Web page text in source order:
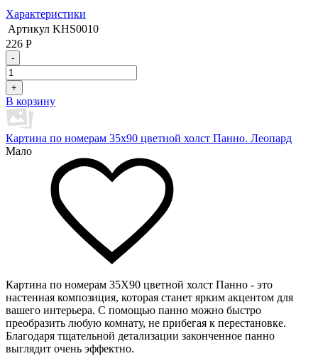
Характеристики
Артикул KHS0010
226 Р
-
+
В корзину
Картина по номерам 35х90 цветной холст Панно. Леопард
Мало
Картина по номерам 35Х90 цветной холст Панно - это
настенная композиция, которая станет ярким акцентом для
вашего интерьера. С помощью панно можно быстро
преобразить любую комнату, не прибегая к перестановке.
Благодаря тщательной детализации законченное панно
выглядит очень эффектно.